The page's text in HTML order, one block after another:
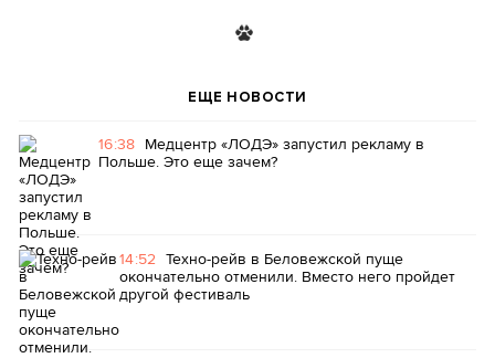
ЕЩЕ НОВОСТИ
16:38 Медцентр «ЛОДЭ» запустил рекламу в
Польше. Это еще зачем?
14:52 Техно-рейв в Беловежской пуще
окончательно отменили. Вместо него пройдет
другой фестиваль